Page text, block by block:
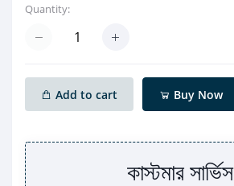
Quantity:
Add to cart Buy Now
কাস্টমার সার্ভিস